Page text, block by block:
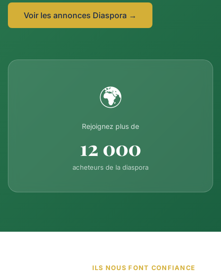
Voir les annonces Diaspora →
🌍
Rejoignez plus de
12 000
acheteurs de la diaspora
ILS NOUS FONT CONFIANCE